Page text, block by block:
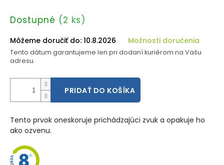
Jednotková
Dostupné (2 ks)
Môžeme doručiť do: 10.8.2026 Možnosti doručenia
Tento dátum garantujeme len pri dodaní kuriérom na Vašu
adresu.
PRIDAŤ DO KOŠÍKA
Tento prvok oneskoruje prichádzajúci zvuk a opakuje ho
ako ozvenu.